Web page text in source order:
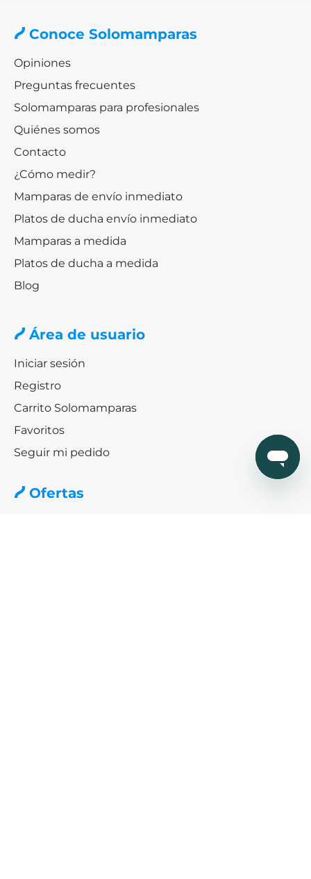
Conoce Solomamparas
Opiniones
Preguntas frecuentes
Solomamparas para profesionales
Quiénes somos
Contacto
¿Cómo medir?
Mamparas de envío inmediato
Platos de ducha envío inmediato
Mamparas a medida
Platos de ducha a medida
Blog
Área de usuario
Iniciar sesión
Registro
Carrito Solomamparas
Favoritos
Seguir mi pedido
Ofertas